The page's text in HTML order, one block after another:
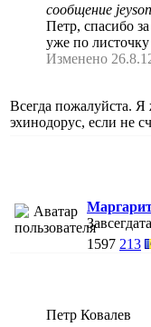
сообщение jeyson
Петр, спасибо
уже по листочку
Изменено
Всегда пожалуйста.
эхинодорус, если не
1597 213
Петр Ковалев